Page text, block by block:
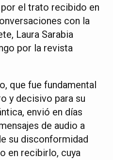
el trato recibido en
con la
Laura Sarabia
por la revista
que fue fundamental
y decisivo para su
envió en días
de audio a
su disconformidad
en recibirlo, cuya